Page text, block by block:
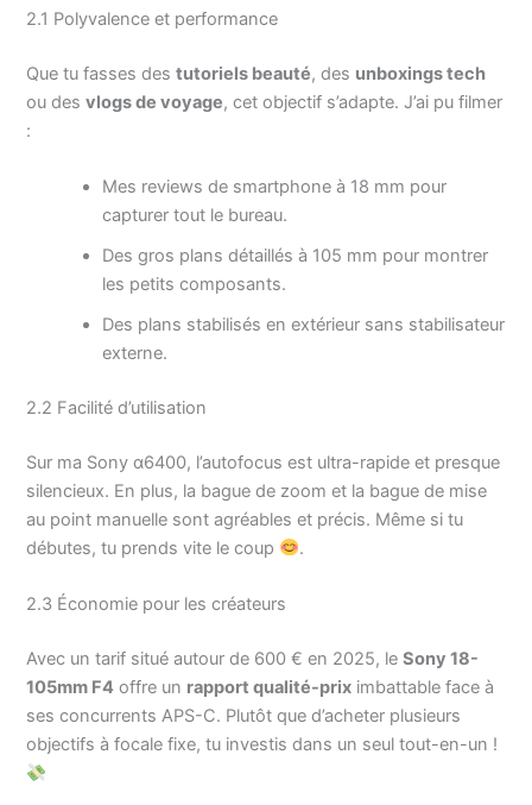
2.1 Polyvalence et performance
Que tu fasses destutoriels beauté, des unboxings tech
ou desvlogs de voyage, cet objectif s’adapte. J’ai pu filmer
:
Mes reviews de smartphone à 18 mm pour
capturer tout le bureau.
Des gros plans détaillés à 105 mm pour montrer
les petits composants.
Des plans stabilisés en extérieur sans stabilisateur
externe.
2.2 Facilité d’utilisation
Sur ma Sony α6400, l’autofocus est ultra-rapide et presque
silencieux. En plus, la bague de zoom et la bague de mise
au point manuelle sont agréables et précis. Même si tu
débutes, tu prends vite le coup
.
2.3 Économie pour les créateurs
Avec un tarif situé autour de 600 € en 2025, leSony 18-
105mm F4 offre un rapport qualité-prix imbattable face à
ses concurrents APS-C. Plutôt que d’acheter plusieurs
objectifs à focale fixe, tu investis dans un seul tout-en-un !